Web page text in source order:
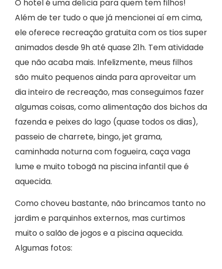
O hotel é uma delícia para quem tem filhos!
Além de ter tudo o que já mencionei aí em cima,
ele oferece recreação gratuita com os tios super
animados desde 9h até quase 21h. Tem atividade
que não acaba mais. Infelizmente, meus filhos
são muito pequenos ainda para aproveitar um
dia inteiro de recreação, mas conseguimos fazer
algumas coisas, como alimentação dos bichos da
fazenda e peixes do lago (quase todos os dias),
passeio de charrete, bingo, jet grama,
caminhada noturna com fogueira, caça vaga
lume e muito tobogã na piscina infantil que é
aquecida.
Como choveu bastante, não brincamos tanto no
jardim e parquinhos externos, mas curtimos
muito o salão de jogos e a piscina aquecida.
Algumas fotos: